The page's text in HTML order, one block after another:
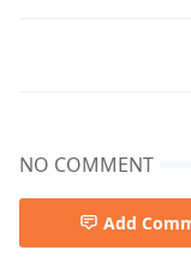
NO COMMENT
Add